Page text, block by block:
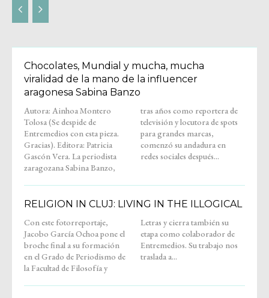
Chocolates, Mundial y mucha, mucha
viralidad de la mano de la influencer
aragonesa Sabina Banzo
Autora: Ainhoa Montero
Tolosa (Se despide de
Entremedios con esta pieza.
Gracias). Editora: Patricia
Gascón Vera. La periodista
zaragozana Sabina Banzo,
tras años como reportera de
televisión y locutora de spots
para grandes marcas,
comenzó su andadura en
redes sociales después...
RELIGION IN CLUJ: LIVING IN THE ILLOGICAL
Con este fotorreportaje,
Jacobo García Ochoa pone el
broche final a su formación
en el Grado de Periodismo de
la Facultad de Filosofía y
Letras y cierra también su
etapa como colaborador de
Entremedios. Su trabajo nos
traslada a...